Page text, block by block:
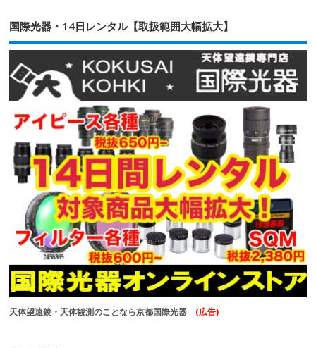
国際光器・14日レンタル【取扱範囲大幅拡大】
天体望遠鏡・天体観測のことなら京都国際光器 (広告)